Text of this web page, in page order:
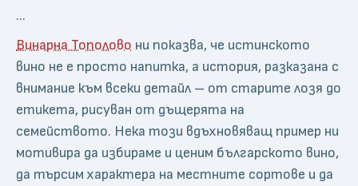
...
Винарна Тополово ни показва, че истинското
вино не е просто напитка, а история, разказана с
внимание към всеки детайл – от старите лозя до
етикета, рисуван от дъщерята на
семейството. Нека този вдъхновяващ пример ни
мотивира да избираме и ценим българското вино,
да търсим характера на местните сортове и да